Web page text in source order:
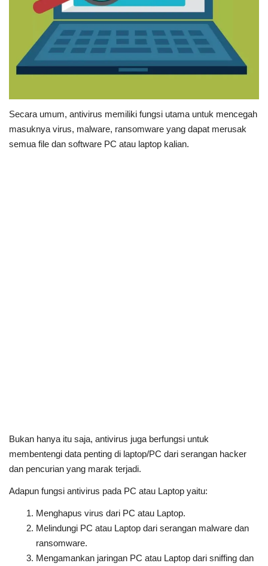
Secara umum, antivirus memiliki fungsi utama untuk mencegah
masuknya virus, malware, ransomware yang dapat merusak
semua file dan software PC atau laptop kalian.
Bukan hanya itu saja, antivirus juga berfungsi untuk
membentengi data penting di laptop/PC dari serangan hacker
dan pencurian yang marak terjadi.
Adapun fungsi antivirus pada PC atau Laptop yaitu:
Menghapus virus dari PC atau Laptop.
Melindungi PC atau Laptop dari serangan malware dan
ransomware.
Mengamankan jaringan PC atau Laptop dari sniffing dan